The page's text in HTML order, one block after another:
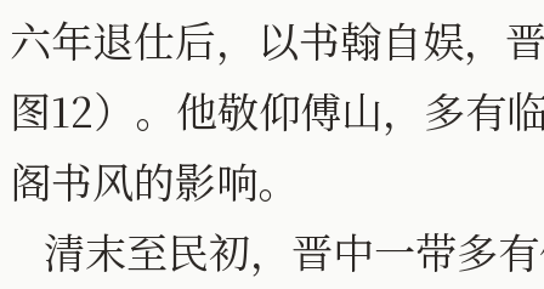
六年退仕后，以书翰自娱，
图12）。他敬仰傅山，多有
阁书风的影响。
清末至民初，晋中一带多